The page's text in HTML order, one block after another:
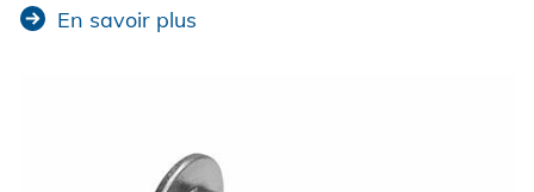
En savoir plus